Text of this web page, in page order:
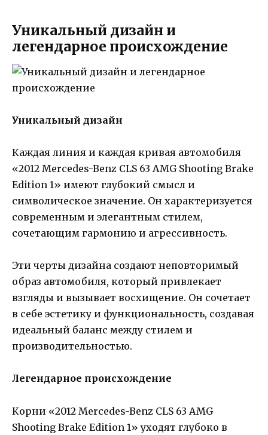
Уникальный дизайн и
легендарное происхождение
Уникальный дизайн
Каждая линия и каждая кривая автомобиля
«2012 Mercedes-Benz CLS 63 AMG Shooting Brake
Edition 1» имеют глубокий смысл и
символическое значение. Он характеризуется
современным и элегантным стилем,
сочетающим гармонию и агрессивность.
Эти черты дизайна создают неповторимый
образ автомобиля, который привлекает
взгляды и вызывает восхищение. Он сочетает
в себе эстетику и функциональность, создавая
идеальный баланс между стилем и
производительностью.
Легендарное происхождение
Корни «2012 Mercedes-Benz CLS 63 AMG
Shooting Brake Edition 1» уходят глубоко в